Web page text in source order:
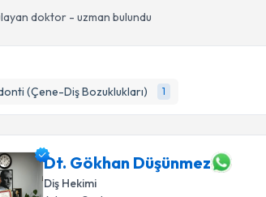
doktor - uzman bulundu
(Çene-Diş Bozuklukları) 1
Dt. Gökhan Düşünmez
Diş Hekimi